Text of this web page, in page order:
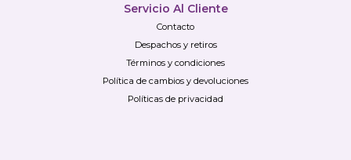
Servicio Al Cliente
Contacto
Despachos y retiros
Términos y condiciones
Política de cambios y devoluciones
Políticas de privacidad